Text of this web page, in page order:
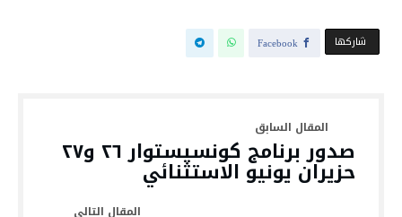
‫‫ شاركها‬ Facebook
صدور برنامج كونسيستوار ٢٦ و٢٧
حزيران يونيو الاستثنائي